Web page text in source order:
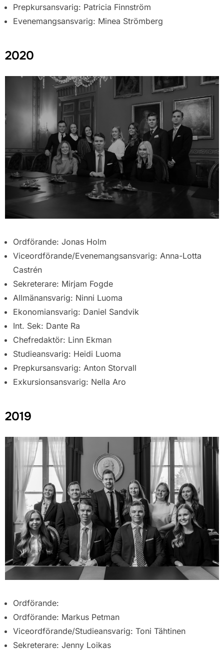
Prepkursansvarig: Patricia Finnström
Evenemangsansvarig: Minea Strömberg
2020
Ordförande: Jonas Holm
Viceordförande/Evenemangsansvarig: Anna-Lotta
Castrén
Sekreterare: Mirjam Fogde
Allmänansvarig: Ninni Luoma
Ekonomiansvarig: Daniel Sandvik
Int. Sek: Dante Ra
Chefredaktör: Linn Ekman
Studieansvarig: Heidi Luoma
Prepkursansvarig: Anton Storvall
Exkursionsansvarig: Nella Aro
2019
Ordförande:
Ordförande: Markus Petman
Viceordförande/Studieansvarig: Toni Tähtinen
Sekreterare: Jenny Loikas